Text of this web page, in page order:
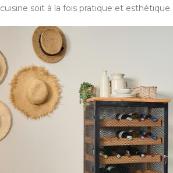
cuisine soit à la fois pratique et esthétique.